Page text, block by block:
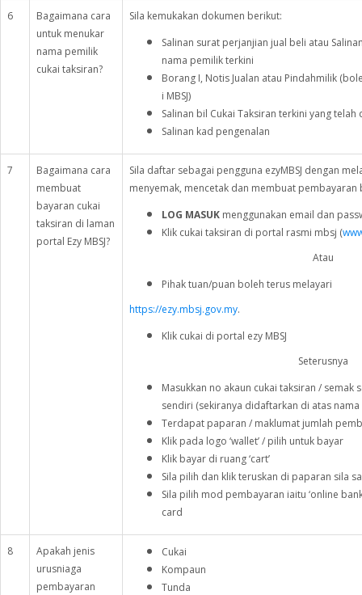
6
Bagaimana cara
untuk menukar
nama pemilik
cukai taksiran?
Sila kemukakan dokumen berikut:
Salinan surat perjanjian jual beli atau
nama pemilik terkini
Borang I, Notis Jualan atau Pindahmilik
i MBSJ)
Salinan bil Cukai Taksiran terkini yang telah
Salinan kad pengenalan
7
Bagaimana cara
membuat
bayaran cukai
taksiran di laman
portal Ezy MBSJ?
Sila daftar sebagai pengguna ezyMBSJ dengan
menyemak, mencetak dan membuat pembayaran
LOG MASUK menggunakan email dan
Klik cukai taksiran di portal rasmi mbsj (
Atau
Pihak tuan/puan boleh terus melayari
https://ezy.mbsj.gov.my.
Klik cukai di portal ezy MBSJ
Seterusnya
Masukkan no akaun cukai taksiran / semak
sendiri (sekiranya didaftarkan di atas
Terdapat paparan / maklumat jumlah
Klik pada logo ‘wallet’ / pilih untuk bayar
Klik bayar di ruang ‘cart’
Sila pilih dan klik teruskan di paparan sila
Sila pilih mod pembayaran iaitu ‘online
8
Apakah jenis
urusniaga
pembayaran
Cukai
Kompaun
Tunda